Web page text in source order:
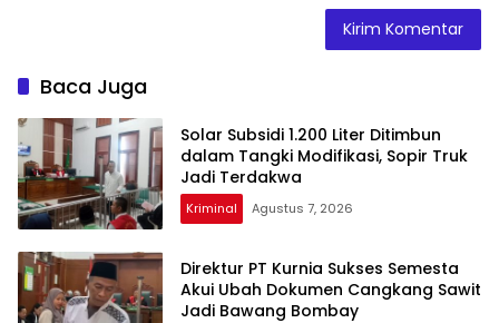
Baca Juga
Solar Subsidi 1.200 Liter Ditimbun
dalam Tangki Modifikasi, Sopir Truk
Jadi Terdakwa
Kriminal Agustus 7, 2026
Direktur PT Kurnia Sukses Semesta
Akui Ubah Dokumen Cangkang Sawit
Jadi Bawang Bombay